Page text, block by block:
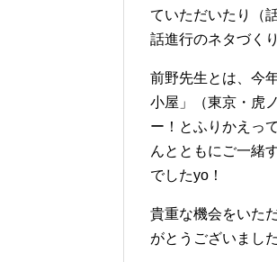
ていただいたり（
話進行のネタづく
前野先生とは、今
小屋」（東京・虎
ー！とふりかえっ
んとともにご一緒
でしたyo！
貴重な機会をいた
がとうございました